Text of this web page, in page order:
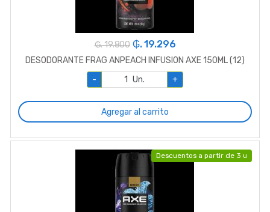
₲. 19.800 ₲. 19.296
DESODORANTE FRAG ANPEACH INFUSION AXE 150ML (12)
-
Un. +
Agregar al carrito
Descuentos a partir de 3 u